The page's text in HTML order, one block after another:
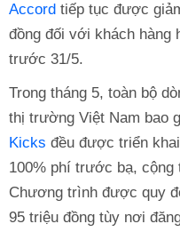
Accord tiếp tục được
đồng đối với khách hàng
trước 31/5.
Trong tháng 5, toàn bộ
thị trường Việt Nam bao
Kicks đều được triển
100% phí trước bạ, cộng
Chương trình được quy
95 triệu đồng tùy nơi